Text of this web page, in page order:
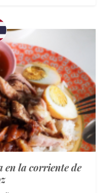
en la corriente de